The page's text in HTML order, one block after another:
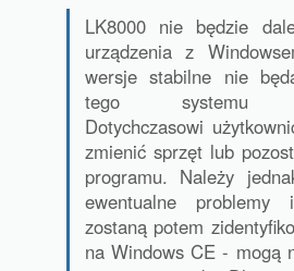
LK8000 nie będzie
urządzenia z
wersje stabilne nie
tego systemu
Dotychczasowi
zmienić sprzęt lub
programu. Należy
ewentualne
zostaną potem
na Windows CE - mogą